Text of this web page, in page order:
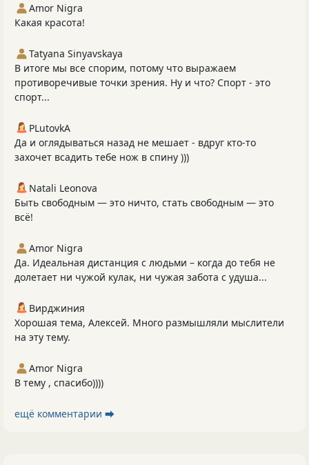
Amor Nigra
Какая красота!
Tatyana Sinyavskaya
В итоге мы все спорим, потому что выражаем
противоречивые точки зрения. Ну и что? Спорт - это
спорт...
PLutоvkА
Да и оглядываться назад не мешает - вдруг кто-то
захочет всадить тебе нож в спину )))
Natali Leonova
Быть свободным — это ничто, стать свободным — это
всё!
Amor Nigra
Да. Идеальная дистанция с людьми – когда до тебя не
долетает ни чужой кулак, ни чужая забота с удуша...
Вирджиния
Хорошая тема, Алексей. Много размышляли мыслители
на эту тему.
Amor Nigra
В тему , спасибо))))
ещё комментарии ⮕